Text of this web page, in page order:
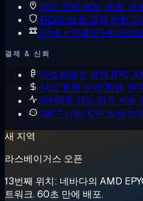
13개 위치 북미, 유럽, 중
DDoS 보호 공격 완화
IPv6 + 전용 IPv4 네이
결제 & 신뢰
암호화폐로 결제 BTC,
14일 환불 전액 환불, 묻
99.95% 가동 SLA 가동
24/7 사람 지원 실제 엔
새 지역
라스베이거스 오픈
13번째 위치: 네바다의 AMD
트워크. 60초 만에 배포.